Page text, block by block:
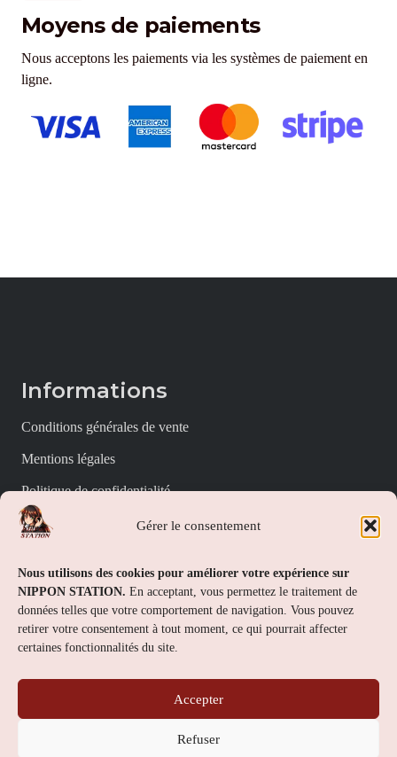
Gérer le consentement
Nous utilisons des cookies pour améliorer votre expérience sur
NIPPON STATION. En acceptant, vous permettez le traitement de
données telles que votre comportement de navigation. Vous pouvez
retirer votre consentement à tout moment, ce qui pourrait affecter
certaines fonctionnalités du site.
Accepter
Refuser
Moyens de paiements
Nous acceptons les paiements via les systèmes de paiement en
ligne.
Informations
Conditions générales de vente
Mentions légales
Politique de confidentialité
Politique de cookies (UE)
Nippon Station
À propos
FAQs
Contact